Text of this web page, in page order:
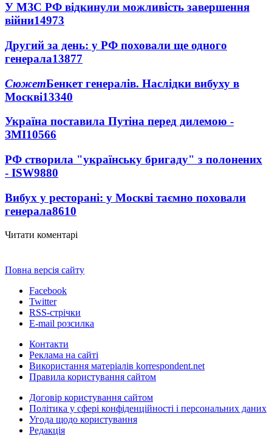
У МЗС РФ відкинули можливість завершення
війни14973
Другий за день: у РФ поховали ще одного
генерала13877
СюжетБенкет генералів. Наслідки вибуху в
Москві13340
Україна поставила Путіна перед дилемою -
ЗМІ10566
РФ створила "українську бригаду" з полонених
- ISW9880
Вибух у ресторані: у Москві таємно поховали
генерала8610
Читати коментарі
Повна версія сайту
Facebook
Twitter
RSS-стрічки
E-mail розсилка
Контакти
Реклама на сайті
Використання матеріалів korrespondent.net
Правила користування сайтом
Договір користування сайтом
Політика у сфері конфіденційності і персональних даних
Угода щодо користування
Редакція